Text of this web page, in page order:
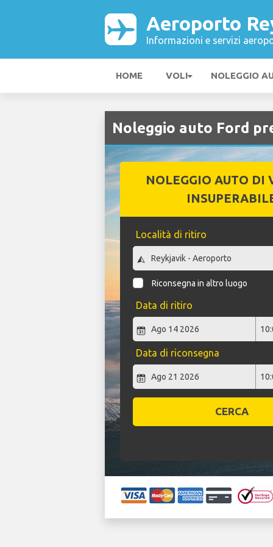
Aeroporto
Informazioni e servizi
HOME VOLI NOLEGGIO
Noleggio auto Ford
NOLEGGIO AUTO DI
Località di ritiro
Riconsegna in altro luogo
Data di ritiro
Data di riconsegna
CERCA